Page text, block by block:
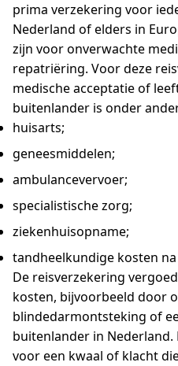
prima verzekering voor
Nederland of elders in
zijn voor onverwachte
repatriëring. Voor deze
medische acceptatie of
buitenlander is onder
huisarts;
geneesmiddelen;
ambulancevervoer;
specialistische zorg;
ziekenhuisopname;
tandheelkundige kosten
De reisverzekering
kosten, bijvoorbeeld door
blindedarmontsteking of
buitenlander in Nederland.
voor een kwaal of klacht